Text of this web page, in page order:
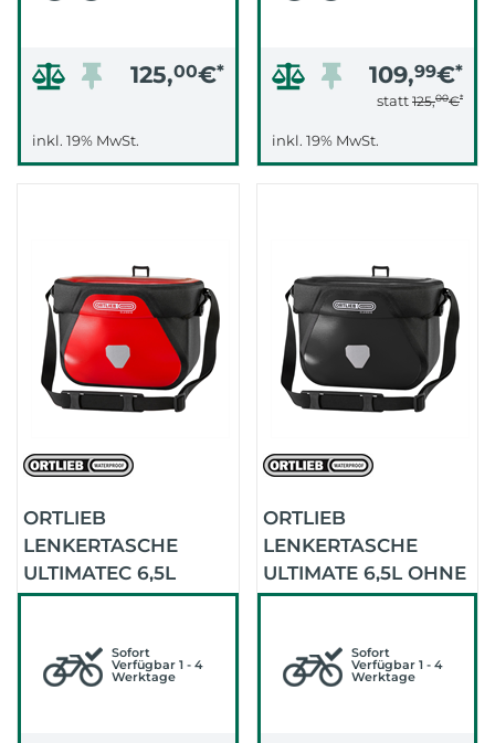
125,00€*
inkl. 19% MwSt.
109,99€*
statt 125,00€*
inkl. 19% MwSt.
ORTLIEB
LENKERTASCHE
ULTIMATEC 6,5L
OHNE
BLACK)
Sofort
Verfügbar 1 - 4
Werktage
ORTLIEB
LENKERTASCHE
ULTIMATE 6,5L OHNE
LENKERALTER
Sofort
Verfügbar 1 - 4
Werktage